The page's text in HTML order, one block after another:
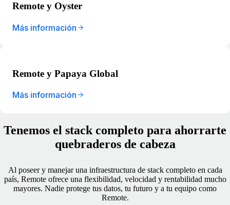
Remote y Oyster
Más información
Remote y Papaya Global
Más información
Tenemos el stack completo para ahorrarte
quebraderos de cabeza
Al poseer y manejar una infraestructura de stack completo en cada
país, Remote ofrece una flexibilidad, velocidad y rentabilidad mucho
mayores. Nadie protege tus datos, tu futuro y a tu equipo como
Remote.